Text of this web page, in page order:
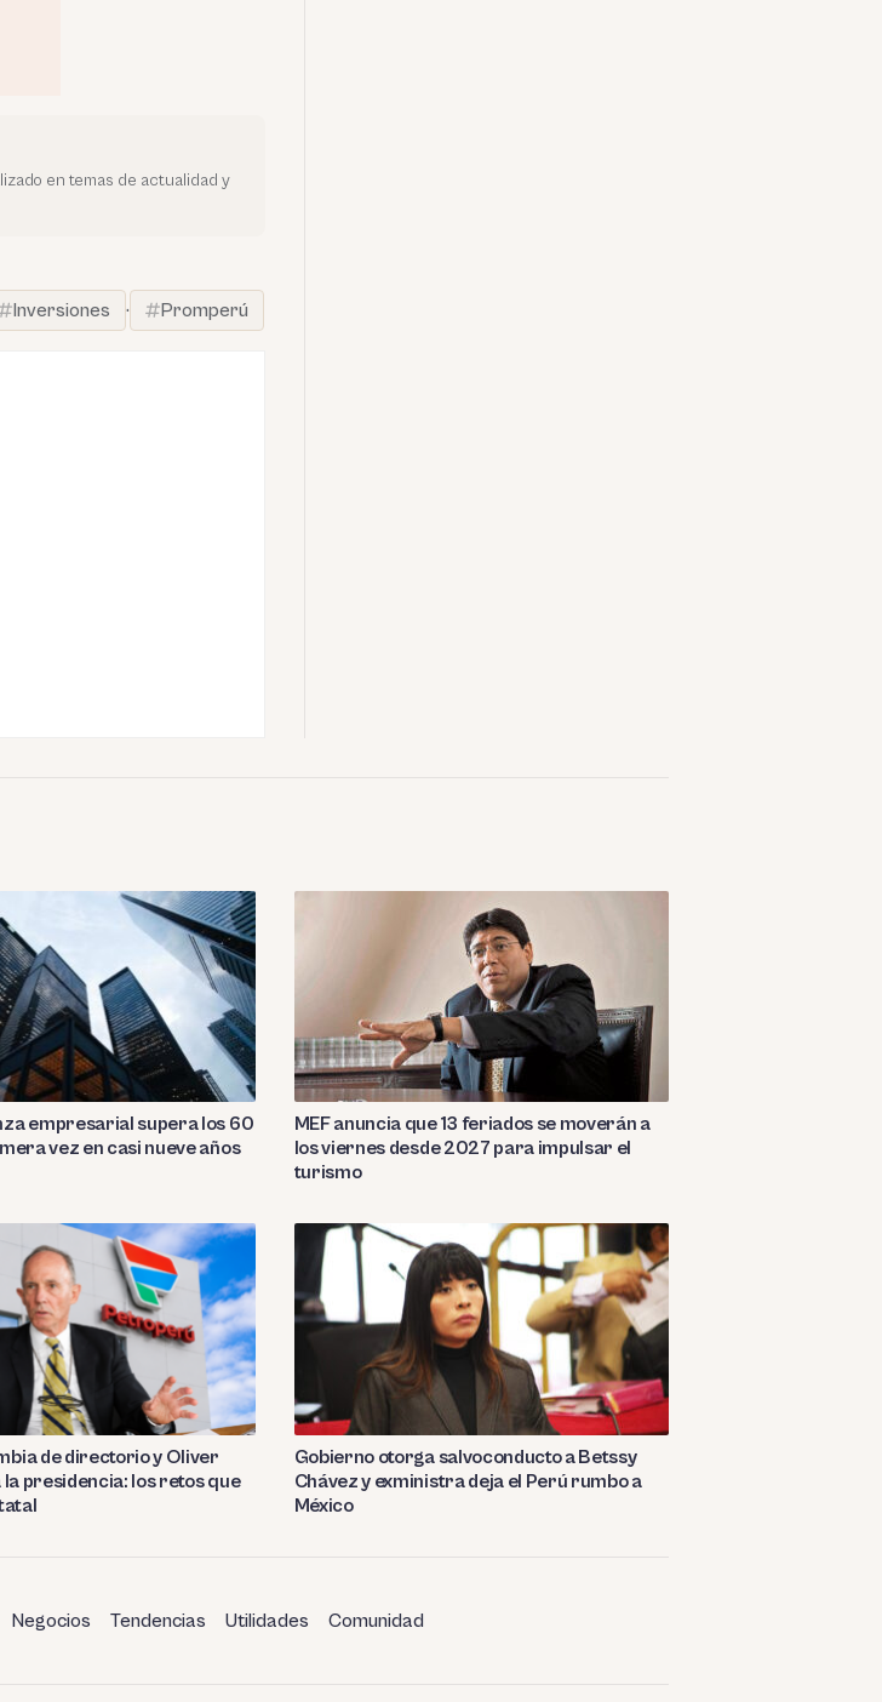
en temas de actualidad y
Inversiones · Promperú
empresarial supera los 60
vez en casi nueve años
MEF anuncia que 13 feriados se moverán a
los viernes desde 2027 para impulsar el
turismo
de directorio y Oliver
presidencia: los retos que
Gobierno otorga salvoconducto a Betssy
Chávez y exministra deja el Perú rumbo a
México
Negocios Tendencias Utilidades Comunidad